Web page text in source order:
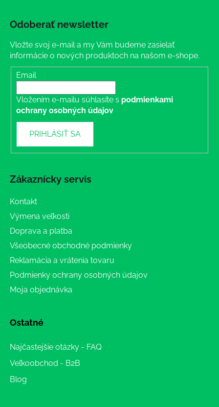
Odoberať newsletter
Vložte svoj e-mail a my Vám budeme zasielať
informácie o nových produktoch na našom e-shope.
Email
Vložením e-mailu súhlasíte s podmienkami
ochrany osobných údajov
PRIHLÁSIŤ SA
Zákaznícky servis
Kontakt
Výmena veľkosti
Doprava a platba
Všeobecné obchodné podmienky
Reklamácia a vrátenia tovaru
Podmienky ochrany osobných údajov
Moja objednávka
Ostatné
Najčastejšie otázky - FAQ
Veľkoobchod - B2B
Blog